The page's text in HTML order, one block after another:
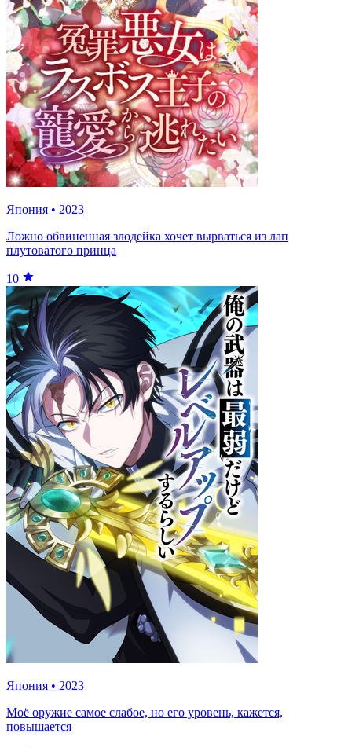
Япония • 2023
Ложно обвиненная злодейка хочет вырваться из лап
плутоватого принца
10
Япония • 2023
Моё оружие самое слабое, но его уровень, кажется,
повышается